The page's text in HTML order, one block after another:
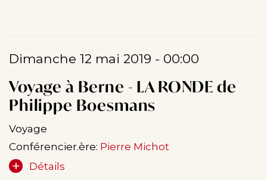
Dimanche 12 mai 2019 - 00:00
Voyage à Berne - LA RONDE de
Philippe Boesmans
Voyage
Conférencier.ère: Pierre Michot
Détails